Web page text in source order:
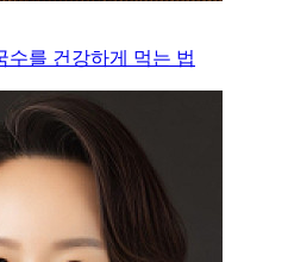
수를 건강하게 먹는 법